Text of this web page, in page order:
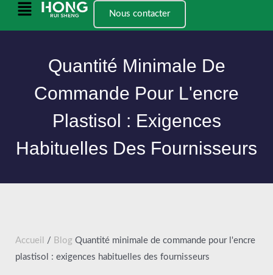
Menu
Nous contacter
Quantité Minimale De
Commande Pour L'encre
Plastisol : Exigences
Habituelles Des Fournisseurs
Accueil / Blog Quantité minimale de commande pour l'encre
plastisol : exigences habituelles des fournisseurs